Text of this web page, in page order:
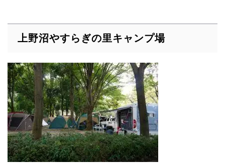
上野沼やすらぎの里キャンプ場